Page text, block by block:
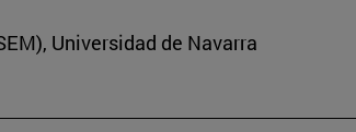
Universidad de Navarra